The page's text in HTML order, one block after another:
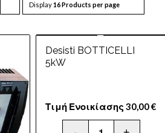
Click
ascending
Display16 Products per page
Desisti BOTTICELLI
5kW
Τιμή Ενοικίασης 30,00€